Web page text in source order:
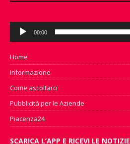
Audio
Player
00:00
Home
Informazione
Come ascoltarci
Pubblicità per le Aziende
Piacenza24
SCARICA L’APP E RICEVI LE NOTIZIE